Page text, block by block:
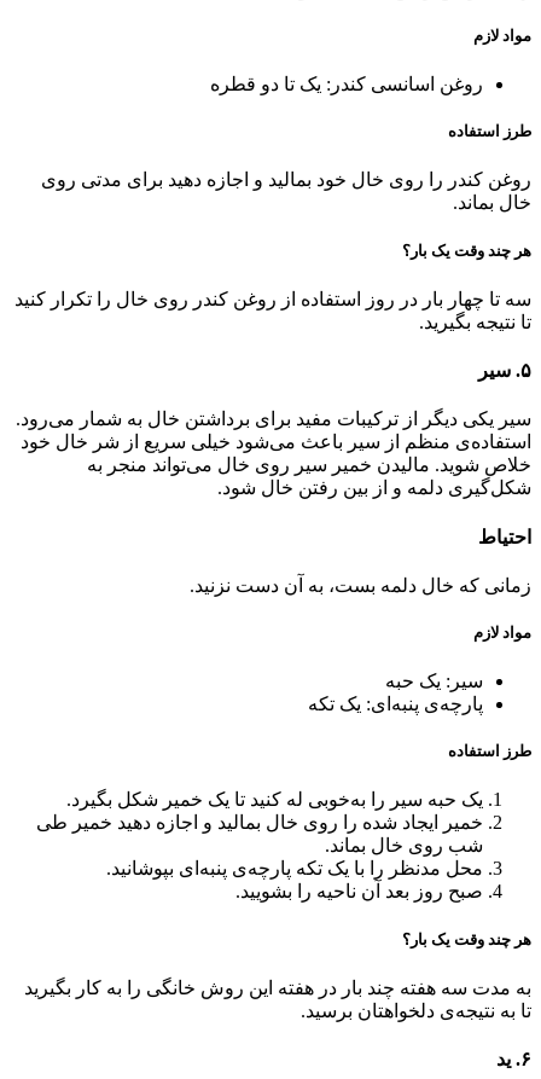
مواد لازم
روغن اسانسی کندر: یک تا دو قطره
طرز استفاده
روغن کندر را روی خال خود بمالید و اجازه دهید برای مدتی روی
خال بماند.
هر چند وقت یک بار؟
سه تا چهار بار در روز استفاده از روغن کندر روی خال را تکرار کنید
تا نتیجه بگیرید.
۵‌‌. سیر
سیر یکی دیگر از ترکیبات مفید برای برداشتن خال به شمار می‌رود.
استفاده‌ی منظم از سیر باعث می‌شود خیلی سریع از شر خال خود
خلاص شوید. مالیدن خمیر سیر روی خال می‌تواند منجر به
شکل‌گیری دلمه و از بین رفتن خال شود‌.
احتیاط
زمانی که خال دلمه بست، به آن دست نزنید.
مواد لازم
سیر: یک حبه
پارچه‌ی پنبه‌ای: یک تکه
طرز استفاده
یک حبه سیر را به‌خوبی له کنید تا یک خمیر شکل بگیرد‌‌.
خمیر ایجاد شده را روی خال بمالید و اجازه دهید خمیر طی
شب روی خال بماند‌‌.
محل مدنظر را با یک تکه پارچه‌ی پنبه‌ای بپوشانید.
صبح روز بعد آن ناحیه را بشویید.
هر چند وقت یک بار؟
به مدت سه هفته چند بار در هفته این روش خانگی را به کار بگیرید
تا به نتیجه‌ی دلخواهتان برسید.
۶. ید